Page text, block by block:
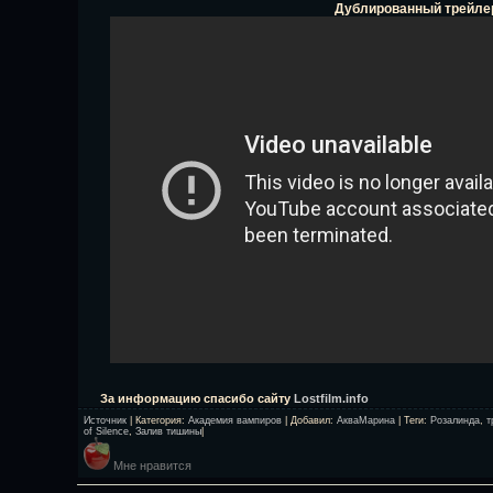
Дублированный
За информацию спасибо сайту Lostfilm.info
Источник Категория: Академия вампиров Добавил: АкваМарина Теги: Розалинда
of Silence Залив тишины
Мне нравится